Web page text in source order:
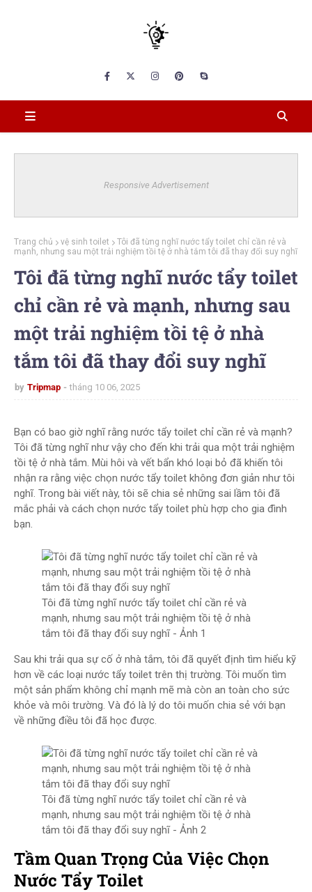
Responsive Advertisement
Trang chủ vệ sinh toilet
Tôi đã từng nghĩ nước tẩy toilet chỉ cần rẻ và
mạnh, nhưng sau một trải nghiệm tồi tệ ở nhà tắm tôi đã thay đổi suy nghĩ
Tôi đã từng nghĩ nước tẩy toilet
chỉ cần rẻ và mạnh, nhưng sau
một trải nghiệm tồi tệ ở nhà
tắm tôi đã thay đổi suy nghĩ
by Tripmap tháng 10 06, 2025
Bạn có bao giờ nghĩ rằng nước tẩy toilet chỉ cần rẻ và mạnh?
Tôi đã từng nghĩ như vậy cho đến khi trải qua một trải nghiệm
tồi tệ ở nhà tắm. Mùi hôi và vết bẩn khó loại bỏ đã khiến tôi
nhận ra rằng việc chọn nước tẩy toilet không đơn giản như tôi
nghĩ. Trong bài viết này, tôi sẽ chia sẻ những sai lầm tôi đã
mắc phải và cách chọn nước tẩy toilet phù hợp cho gia đình
bạn.
Tôi đã từng nghĩ nước tẩy toilet chỉ cần rẻ và
mạnh, nhưng sau một trải nghiệm tồi tệ ở nhà
tắm tôi đã thay đổi suy nghĩ - Ảnh 1
Sau khi trải qua sự cố ở nhà tắm, tôi đã quyết định tìm hiểu kỹ
hơn về các loại nước tẩy toilet trên thị trường. Tôi muốn tìm
một sản phẩm không chỉ mạnh mẽ mà còn an toàn cho sức
khỏe và môi trường. Và đó là lý do tôi muốn chia sẻ với bạn
về những điều tôi đã học được.
Tôi đã từng nghĩ nước tẩy toilet chỉ cần rẻ và
mạnh, nhưng sau một trải nghiệm tồi tệ ở nhà
tắm tôi đã thay đổi suy nghĩ - Ảnh 2
Tầm Quan Trọng Của Việc Chọn
Nước Tẩy Toilet